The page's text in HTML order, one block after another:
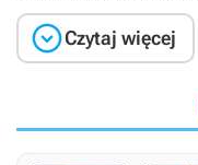
Czytaj więcej